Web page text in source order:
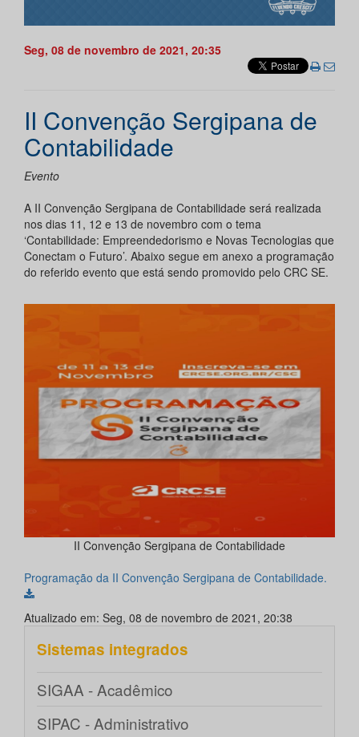
Seg, 08 de novembro de 2021, 20:35
II Convenção Sergipana de
Contabilidade
Evento
A II Convenção Sergipana de Contabilidade será realizada
nos dias 11, 12 e 13 de novembro com o tema
‘Contabilidade: Empreendedorismo e Novas Tecnologias que
Conectam o Futuro’. Abaixo segue em anexo a programação
do referido evento que está sendo promovido pelo CRC SE.
II Convenção Sergipana de Contabilidade
Programação da II Convenção Sergipana de Contabilidade.
Atualizado em: Seg, 08 de novembro de 2021, 20:38
Sistemas integrados
SIGAA - Acadêmico
SIPAC - Administrativo